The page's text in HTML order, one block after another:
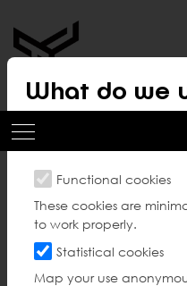
main
content
What do we
for?
Functional cookies
These cookies are
to work properly.
Statistical cookies
Map your use
Gezond